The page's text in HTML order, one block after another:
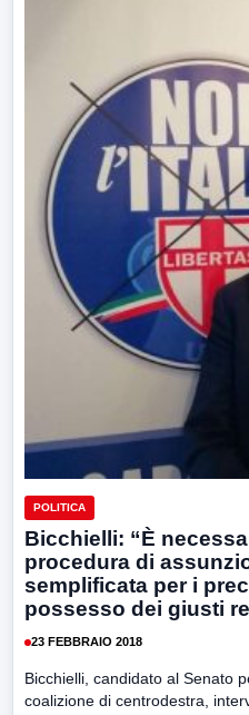
POLITICA
Bicchielli: “È
procedura di
semplificata per i
possesso dei giusti
23 FEBBRAIO 2018
Bicchielli, candidato al Senato
coalizione di centrodestra,